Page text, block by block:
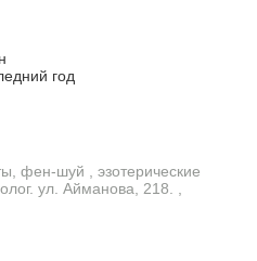
год
фен-шуй , эзотерические
ул. Айманова, 218. ,